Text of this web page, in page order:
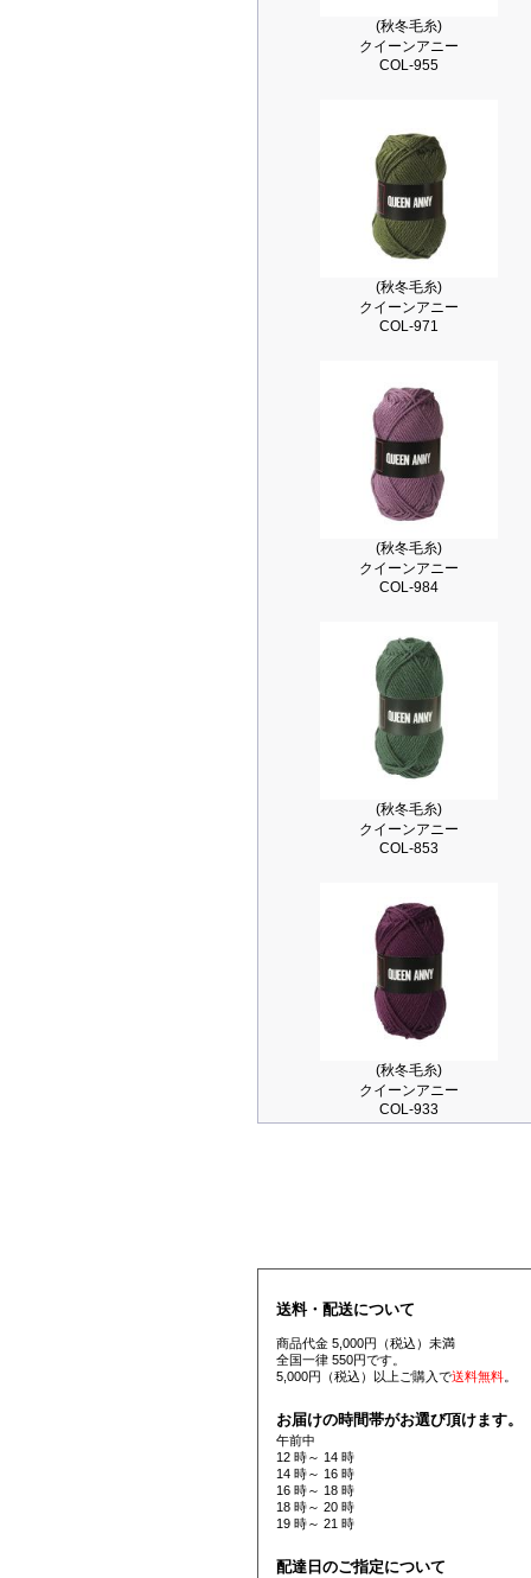
(秋冬毛糸)
クイーンアニー
COL-955
(秋冬毛糸)
クイーンアニー
COL-971
(秋冬毛糸)
クイーンアニー
COL-984
(秋冬毛糸)
クイーンアニー
COL-853
(秋冬毛糸)
クイーンアニー
COL-933
送料・配送について
商品代金 5,000円（税込）未満
全国一律 550円です。
5,000円（税込）以上ご購入で送料無料。
お届けの時間帯がお選び頂けます。
午前中
12 時～ 14 時
14 時～ 16 時
16 時～ 18 時
18 時～ 20 時
19 時～ 21 時
配達日のご指定について